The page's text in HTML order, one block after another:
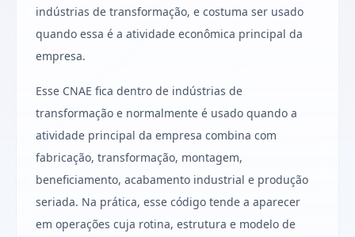
indústrias de transformação, e costuma ser usado
quando essa é a atividade econômica principal da
empresa.
Esse CNAE fica dentro de indústrias de
transformação e normalmente é usado quando a
atividade principal da empresa combina com
fabricação, transformação, montagem,
beneficiamento, acabamento industrial e produção
seriada. Na prática, esse código tende a aparecer
em operações cuja rotina, estrutura e modelo de